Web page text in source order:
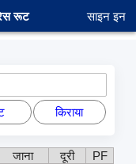
रूट साइन इन
किराया
जाना दूरी
PF